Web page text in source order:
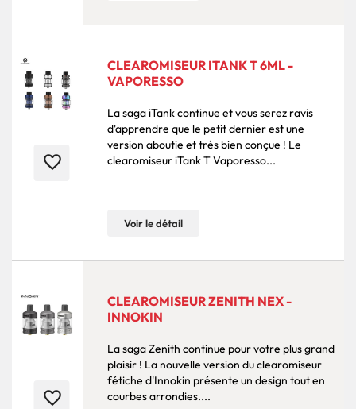
favorite_border
CLEAROMISEUR ITANK T 6ML -
VAPORESSO
La saga iTank continue et vous serez ravis
d'apprendre que le petit dernier est une
version aboutie et très bien conçue ! Le
clearomiseur iTank T Vaporesso...
Voir le détail
favorite_border
CLEAROMISEUR ZENITH NEX -
INNOKIN
La saga Zenith continue pour votre plus grand
plaisir ! La nouvelle version du clearomiseur
fétiche d'Innokin présente un design tout en
courbes arrondies....